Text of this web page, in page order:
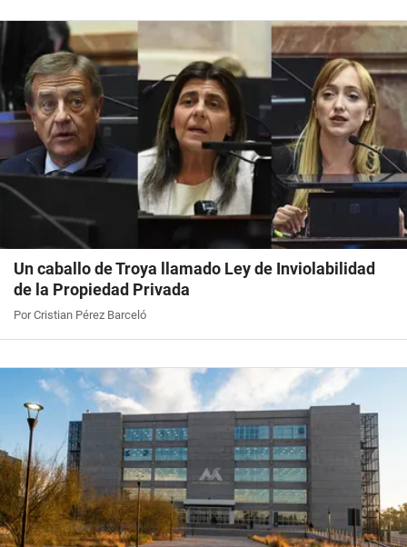
Un caballo de Troya llamado Ley de Inviolabilidad
de la Propiedad Privada
Por Cristian Pérez Barceló